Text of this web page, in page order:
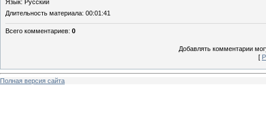
Язык: Русский
Длительность материала: 00:01:41
Всего комментариев: 0
Добавлять комментарии
[
Полная версия сайта